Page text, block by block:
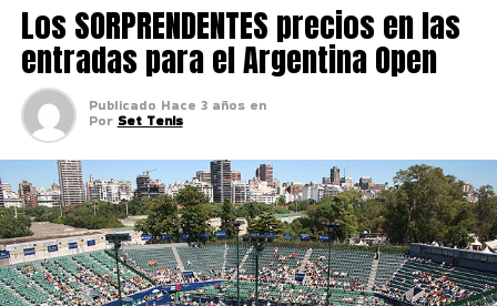
Los SORPRENDENTES precios en las
entradas para el Argentina Open
Publicado Hace 3 años en
Por Set Tenis